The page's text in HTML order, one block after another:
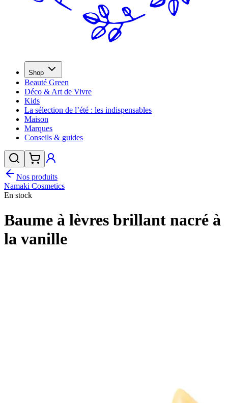
Shop
Beauté Green
Déco & Art de Vivre
Kids
La sélection de l’été : les indispensables
Maison
Marques
Conseils & guides
Nos produits
Namaki Cosmetics
En stock
Baume à lèvres brillant nacré à
la vanille